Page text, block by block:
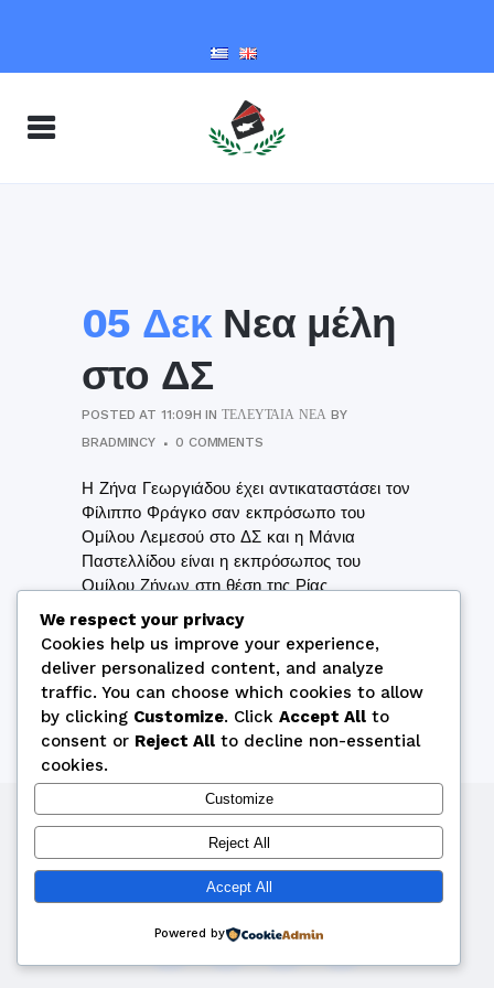
05 ΔεκΝεα μέλη
στο ΔΣ
POSTED AT 11:09H INΤΕΛΕΥΤΑΊΑ ΝΈΑ BY
BRADMINCY
0 COMMENTS
Η Ζήνα Γεωργιάδου έχει αντικαταστάσει τον
Φίλιππο Φράγκο σαν εκπρόσωπο του
Ομίλου Λεμεσού στο ΔΣ και η Μάνια
Παστελλίδου είναι η εκπρόσωπος του
Ομίλου Ζήνων στη θέση της Ρίας
Παναγιώτου.
Copyright © 2026 by Cyprus Bridge Federation
webmaster@cyprusbridge.org
We respect your privacy
Cookies help us improve your experience,
deliver personalized content, and analyze
traffic. You can choose which cookies to allow
by clicking Customize. Click Accept All to
consent or Reject All to decline non-essential
cookies.
Customize
Reject All
Accept All
Powered by